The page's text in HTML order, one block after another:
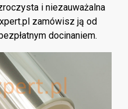
i niezauważalna
zamówisz ją od
docinaniem.